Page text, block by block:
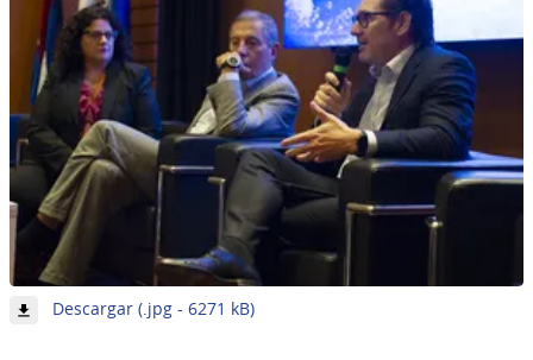
Descargar (.jpg - 6271 kB)-